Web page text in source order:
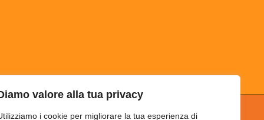
valore alla tua privacy
i cookie per migliorare la tua esperienza di